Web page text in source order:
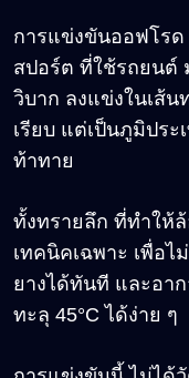
การแข่งขันออฟโรด
สปอร์ต ที่ใช้รถยนต์
วิบาก ลงแข่งในเส้
เรียบ แต่เป็นภูมิประ
ท้าทาย
ทั้งทรายลึก ที่ทำให้
เทคนิคเฉพาะ เพื่อ
ยางได้ทันที และอา
ทะลุ 45°C ได้ง่าย ๆ